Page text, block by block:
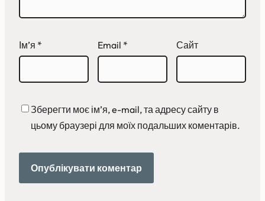
Ім’я * Email * Сайт
Зберегти моє ім’я, e-mail, та адресу сайту в
цьому браузері для моїх подальших коментарів.